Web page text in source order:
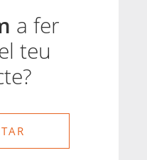
a fer
teu